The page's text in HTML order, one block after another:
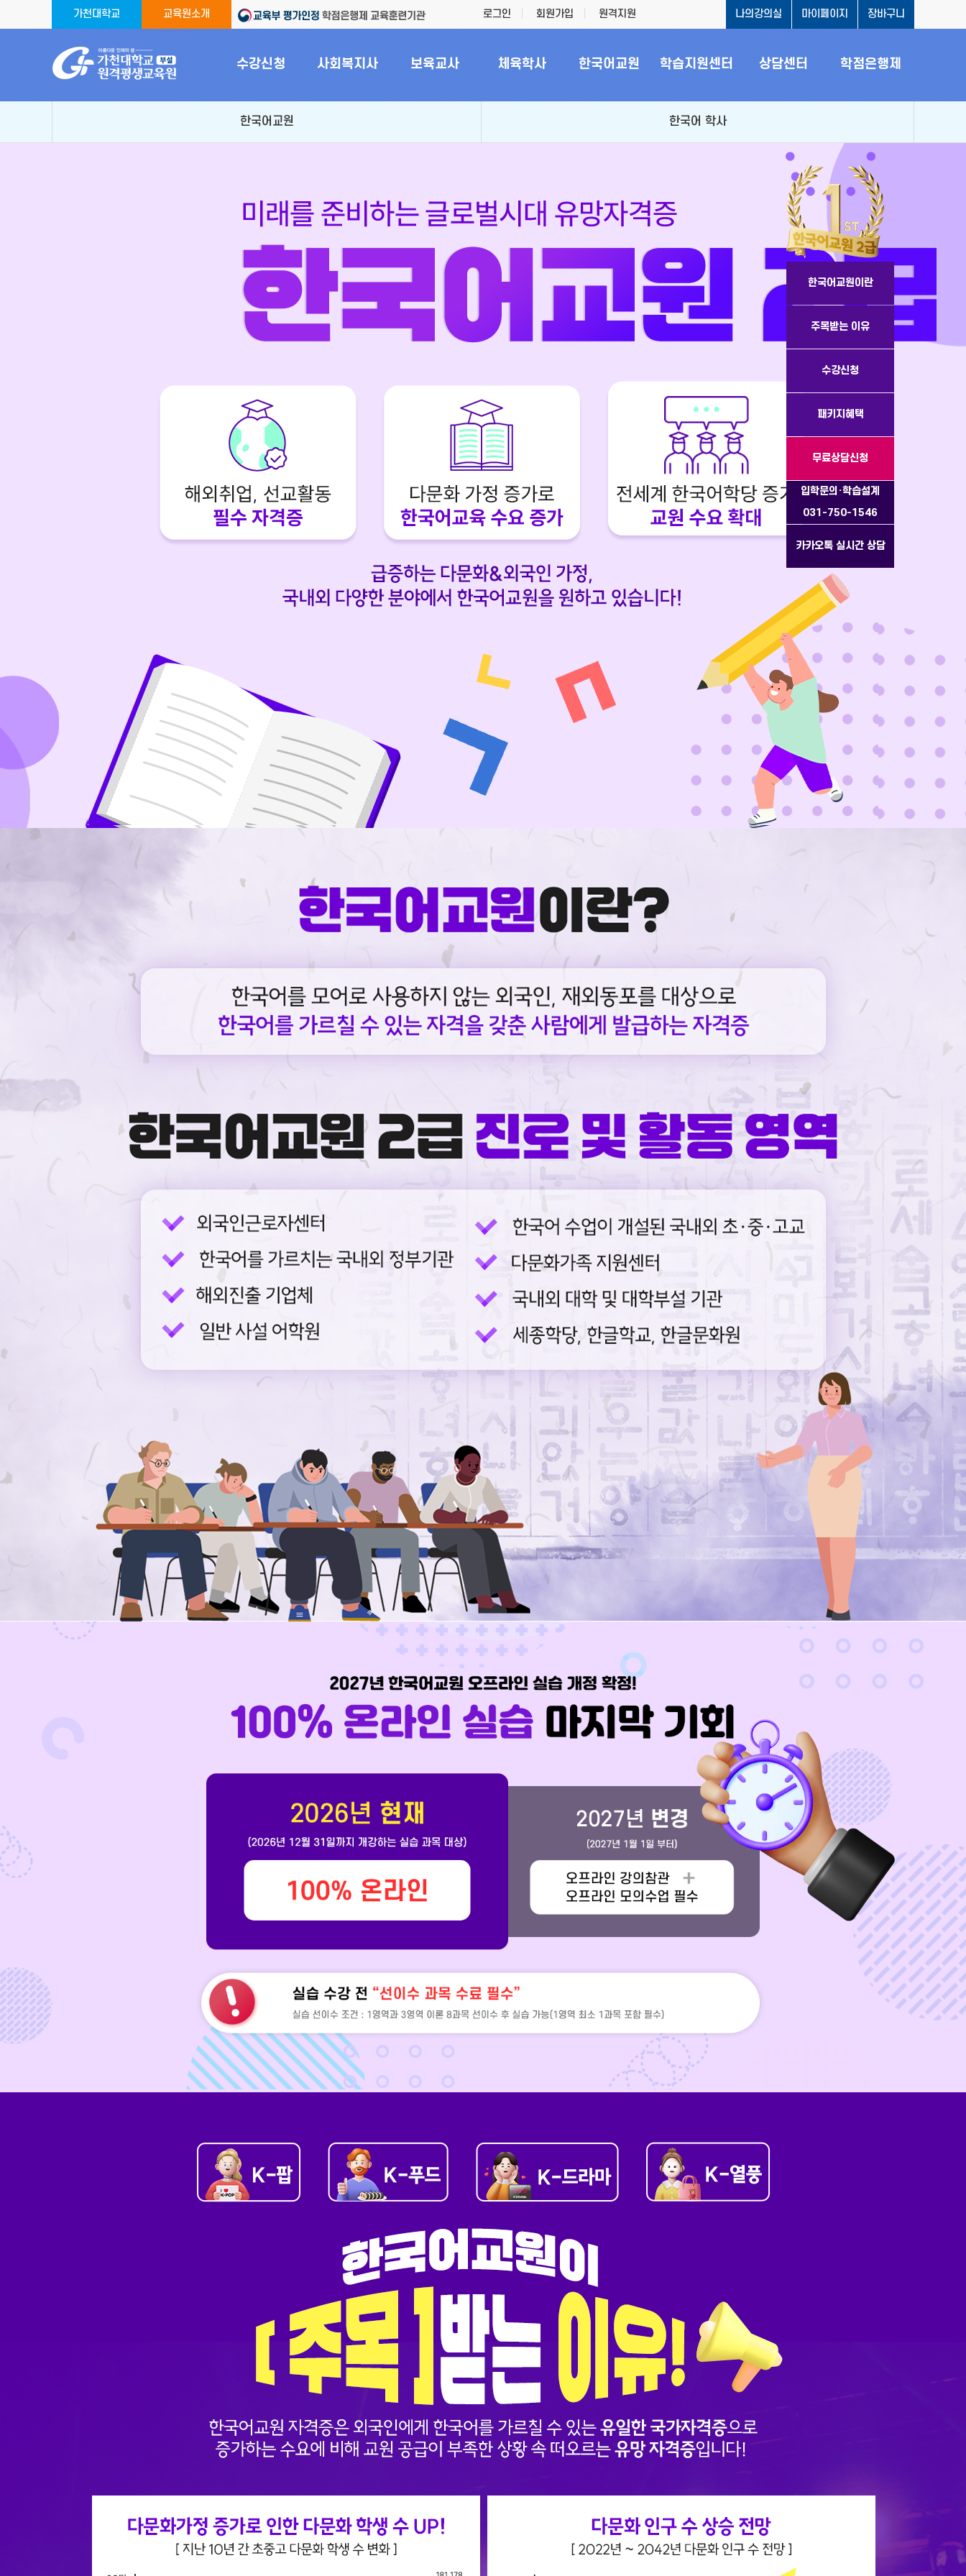
가천대학교 교육원소개 로그인 회원가입 원격지원 나의강의실 마이페이지 장바구니
수강신청 사회복지사 보육교사 체육학사 한국어교원 학습지원센터 상담센터 학점은행제
한국어교원 한국어 학사
한국어교원이란
주목받는 이유
수강신청
패키지혜택
무료상담신청
입학문의·학습설계
031-750-1546
카카오톡 실시간 상담